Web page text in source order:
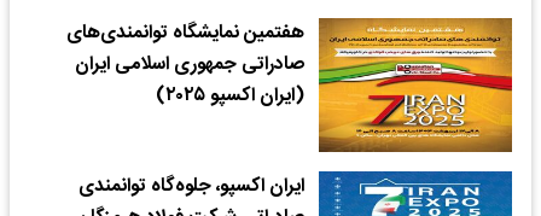
هفتمین نمایشگاه توانمندی‌های
صادراتی جمهوری اسلامی ایران
(ایران اکسپو ۲۰۲۵)
ایران اکسپو، جلوه‌گاه توانمندی